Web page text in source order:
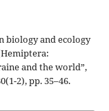
biology and ecology
and the world”,
2), pp. 35–46.